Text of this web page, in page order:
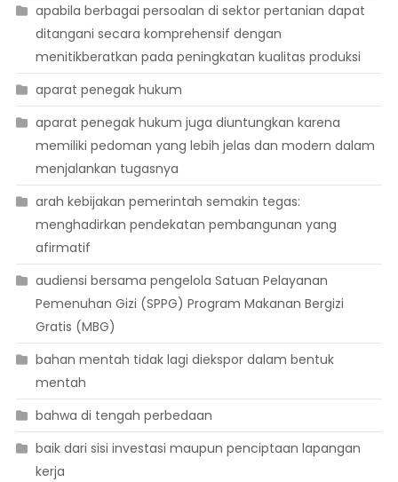
apabila berbagai persoalan di sektor pertanian dapat
ditangani secara komprehensif dengan
menitikberatkan pada peningkatan kualitas produksi
aparat penegak hukum
aparat penegak hukum juga diuntungkan karena
memiliki pedoman yang lebih jelas dan modern dalam
menjalankan tugasnya
arah kebijakan pemerintah semakin tegas:
menghadirkan pendekatan pembangunan yang
afirmatif
audiensi bersama pengelola Satuan Pelayanan
Pemenuhan Gizi (SPPG) Program Makanan Bergizi
Gratis (MBG)
bahan mentah tidak lagi diekspor dalam bentuk
mentah
bahwa di tengah perbedaan
baik dari sisi investasi maupun penciptaan lapangan
kerja